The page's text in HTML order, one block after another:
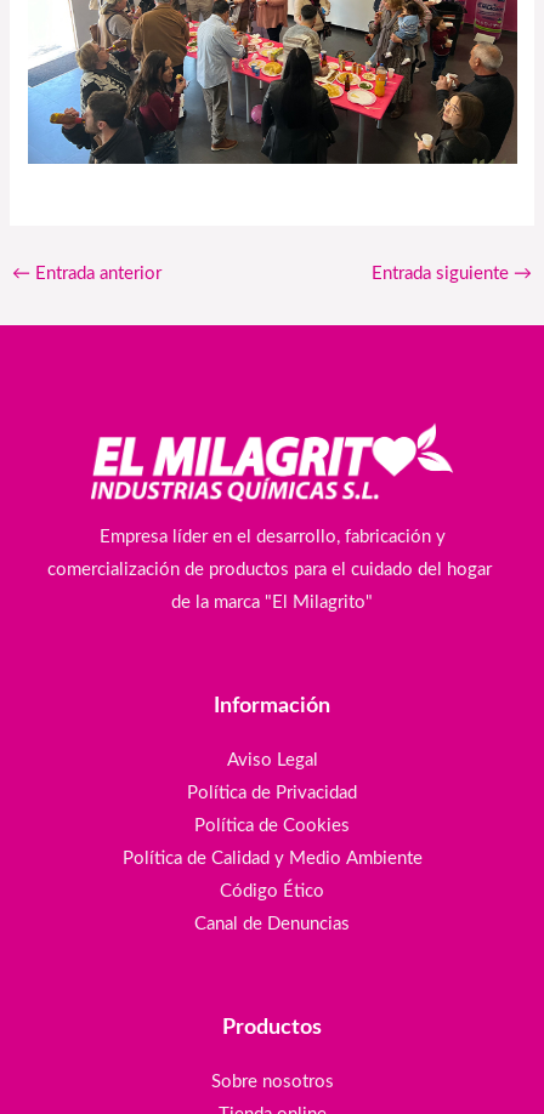
← Entrada anterior Entrada siguiente →
Empresa líder en el desarrollo, fabricación y
comercialización de productos para el cuidado del hogar
de la marca "El Milagrito"
Información
Aviso Legal
Política de Privacidad
Política de Cookies
Política de Calidad y Medio Ambiente
Código Ético
Canal de Denuncias
Productos
Sobre nosotros